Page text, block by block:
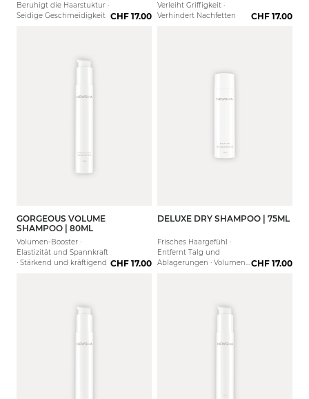
Beruhigt die Haarstuktur ·
Seidige Geschmeidigkeit CHF 17.00
Verleiht Griffigkeit ·
Verhindert Nachfetten
CHF 17.00
GORGEOUS VOLUME
SHAMPOO | 80ML
Volumen-Booster ·
Elastizität und Spannkraft
· Stärkend und kräftigend CHF 17.00
DELUXE DRY SHAMPOO | 75ML
Frisches Haargefühl ·
Entfernt Talg und
Ablagerungen · Volumen
CHF 17.00